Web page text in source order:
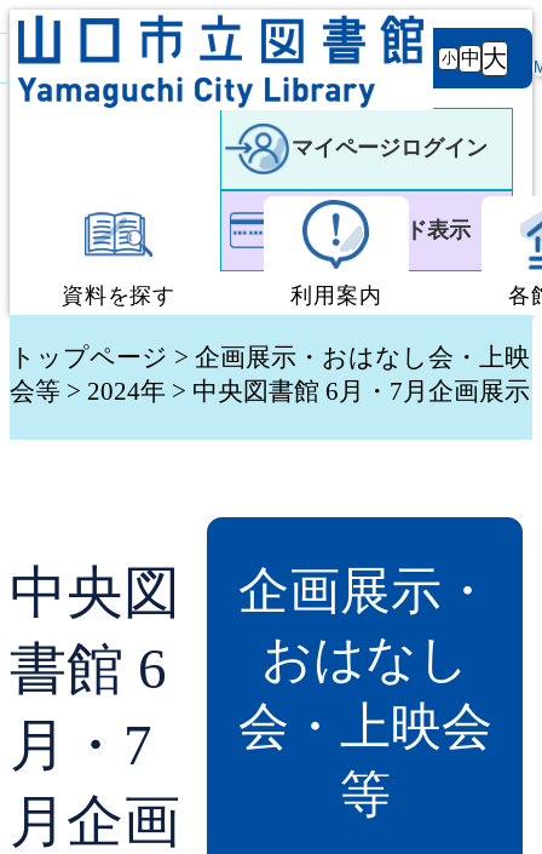
背景
白 黒
文字サ
イズ
小 中 大
マイページログイン
利用者カード表示
資料を探す
蔵書検索・予約
貸出ランキング
予約ランキング
利用案内
図書館利用案内
学校図書館支援サー
ブックスタート体験
レファレンスサービ
好きなおはなしの絵
各
トップページ > 企画展示・おはなし会・上映
会等 > 2024年 > 中央図書館 6月・7月企画展示
中央図
書館 6
月・7
月企画
企画展示・
おはなし
会・上映会
等